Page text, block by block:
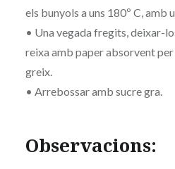
els bunyols a uns 180º C, amb
• Una vegada fregits, deixar-
reixa amb paper absorvent per
greix.
• Arrebossar amb sucre gra.
Observacions: